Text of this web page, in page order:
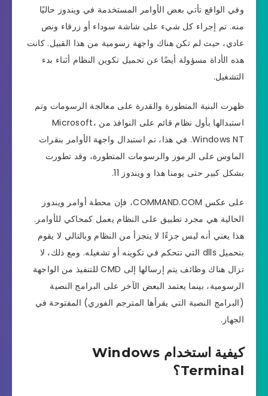
وفي الواقع تأتي بعض الأوامر المستخدمة في ويندوز حاليًا
منه. تم إجراء كل شيء على شاشة سوداء أو زرقاء ونص
عادي، حيث لم تكن هناك واجهة رسومية من هذا القبيل. كانت
هذه الأداة مسؤولة أيضًا عن تحميل تكوين النظام أثناء بدء
التشغيل.
ظهرت البنية المتطورة والقدرة على معالجة الرسومات وتم
استبدالها بأول نظام قائم على النوافذ من Microsoft،
Windows NT. في هذا، تم استبدال واجهة الأوامر بنقرات
الماوس على الرموز والرسومات المتطورة، وقد تطورت
بشكل كبير حتى يومنا هذا و ويندوز 11.
على عكس COMMAND.COM، فإن محطة أوامر ويندوز
الحالية هي مجرد تطبيق على النظام يعمل كمحاكي للأوامر.
هذا يعني أنه ليس جزءًا لا يتجزأ من النظام وبالتالي لا يقوم
بتحميل dlls التي تتحكم في تكوينه أو تشغيله. ومع ذلك، لا
تزال هناك وظائف يتم إرسالها إلى CMD للتنفيذ من الواجهة
الرسومية، بينما يعتمد البعض الآخر على البرامج النصية
(البرامج النصية التي يقرأها المترجم الفوري) المفتوحة في
الجهاز.
كيفية استخدام Windows
Terminal؟